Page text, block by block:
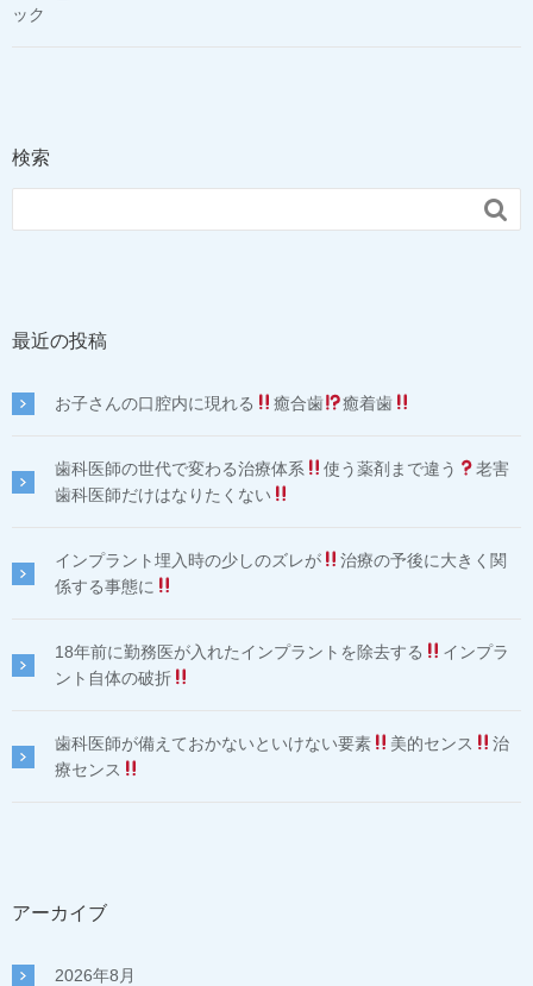
ック
検索

最近の投稿
お子さんの口腔内に現れる 癒合歯 癒着歯
歯科医師の世代で変わる治療体系 使う薬剤まで違う
老害
歯科医師だけはなりたくない
インプラント埋入時の少しのズレが
治療の予後に大きく関
係する事態に
18年前に勤務医が入れたインプラントを除去する
インプラ
ント自体の破折
歯科医師が備えておかないといけない要素 美的センス
治
療センス
アーカイブ
2026年8月